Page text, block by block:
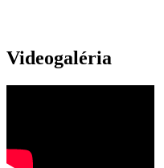
Videogaléria